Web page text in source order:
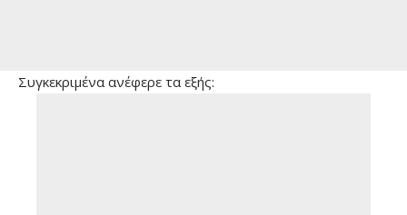
Συγκεκριμένα ανέφερε τα εξής: